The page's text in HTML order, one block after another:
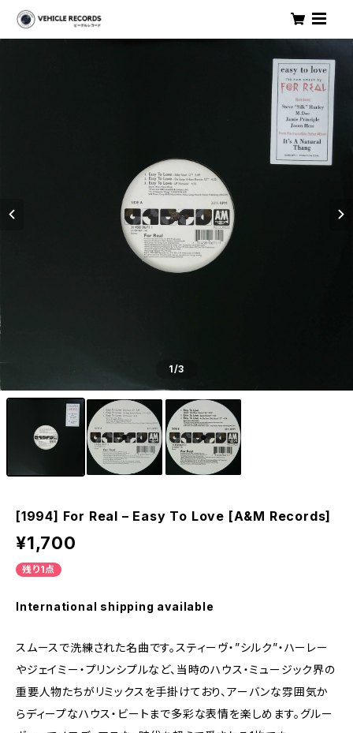
1/3
[1994] For Real – Easy To Love [A&M Records]
¥1,700
残り1点
International shipping available
スムースで洗練された名曲です。スティーヴ・”シルク”・ハーレー
やジェイミー・プリンシプルなど、当時のハウス・ミュージック界の
重要人物たちがリミックスを手掛けており、アーバンな雰囲気か
らディープなハウス・ビートまで多彩な表情を楽しめます。グルー